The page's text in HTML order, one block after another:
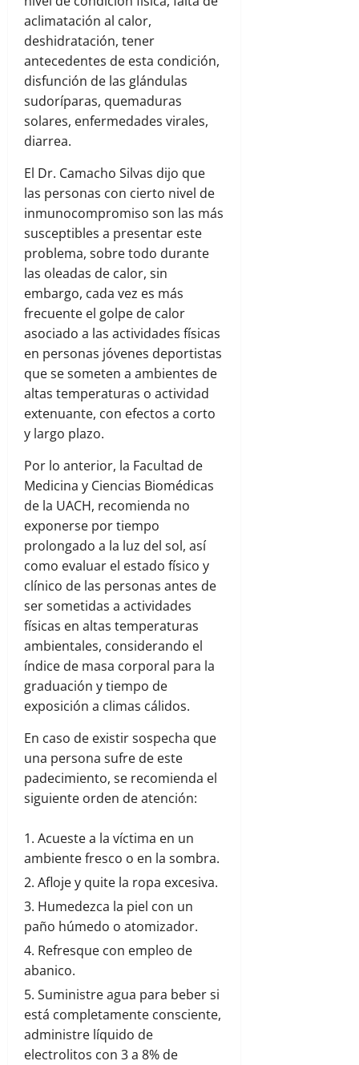
aclimatación al calor,
deshidratación, tener
antecedentes de esta condición,
disfunción de las glándulas
sudoríparas, quemaduras
solares, enfermedades virales,
diarrea.
El Dr. Camacho Silvas dijo que
las personas con cierto nivel de
inmunocompromiso son las más
susceptibles a presentar este
problema, sobre todo durante
las oleadas de calor, sin
embargo, cada vez es más
frecuente el golpe de calor
asociado a las actividades físicas
en personas jóvenes deportistas
que se someten a ambientes de
altas temperaturas o actividad
extenuante, con efectos a corto
y largo plazo.
Por lo anterior, la Facultad de
Medicina y Ciencias Biomédicas
de la UACH, recomienda no
exponerse por tiempo
prolongado a la luz del sol, así
como evaluar el estado físico y
clínico de las personas antes de
ser sometidas a actividades
físicas en altas temperaturas
ambientales, considerando el
índice de masa corporal para la
graduación y tiempo de
exposición a climas cálidos.
En caso de existir sospecha que
una persona sufre de este
padecimiento, se recomienda el
siguiente orden de atención:
Acueste a la víctima en un
ambiente fresco o en la sombra.
Afloje y quite la ropa excesiva.
Humedezca la piel con un
paño húmedo o atomizador.
Refresque con empleo de
abanico.
Suministre agua para beber si
está completamente consciente,
administre líquido de
electrolitos con 3 a 8% de